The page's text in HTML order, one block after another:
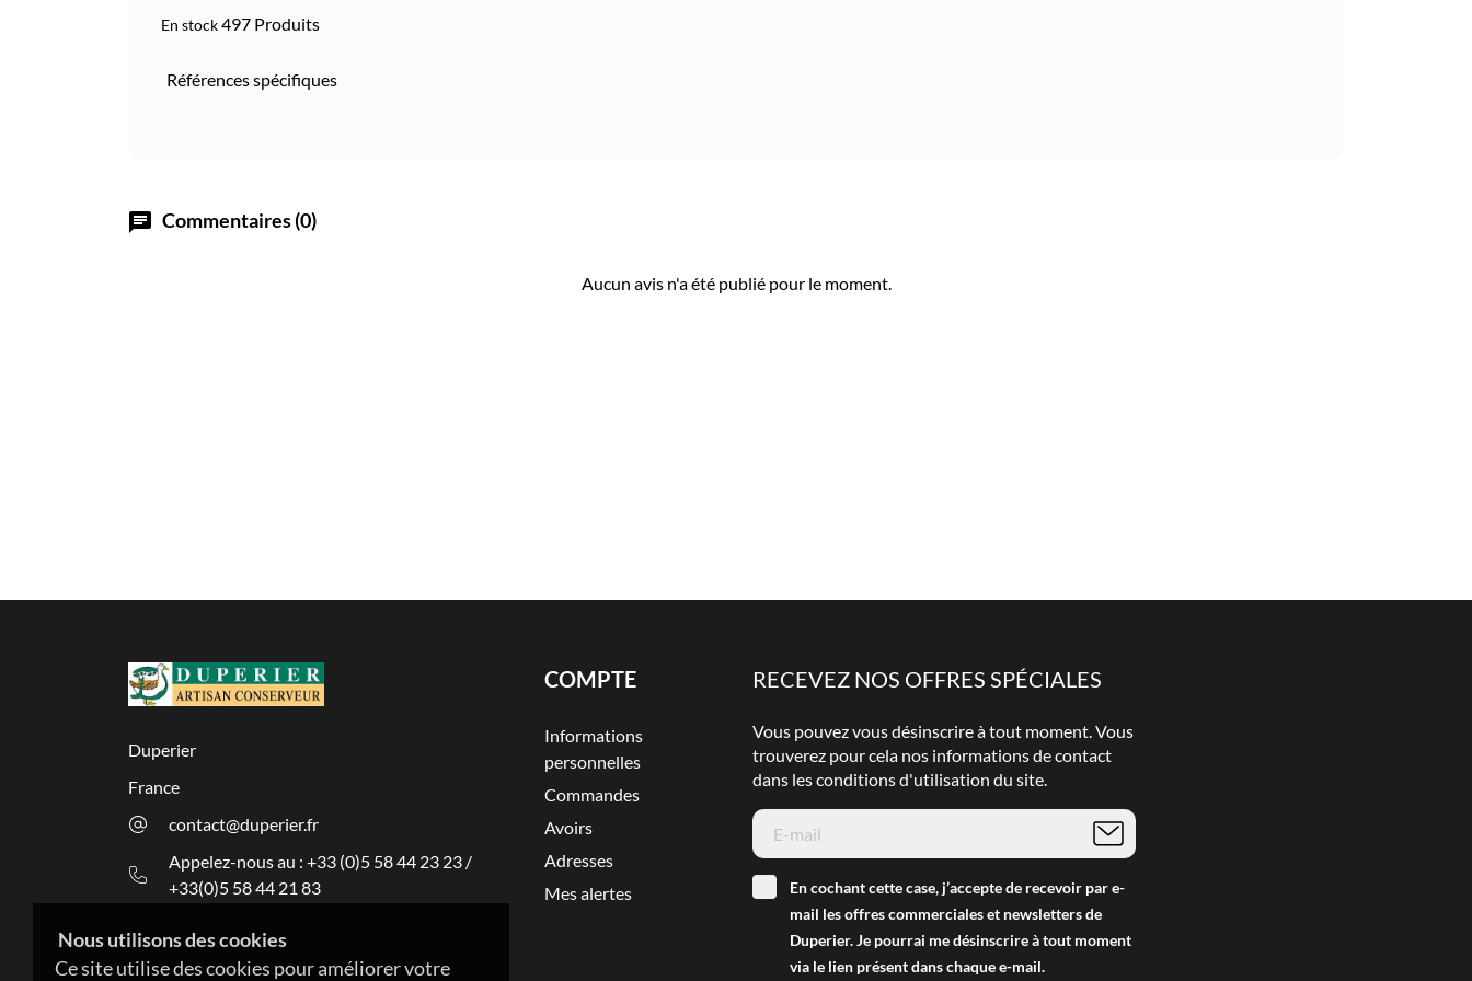
Nous utilisons des cookies
Ce site utilise des cookies pour améliorer votre
En stock497 Produits
Références spécifiques
chat Commentaires (0)
Aucun avis n'a été publié pour le moment.
Duperier
France
contact@duperier.fr
Appelez-nous au : +33 (0)5 58 44 23 23 /
+33(0)5 58 44 21 83
COMPTE
Informations
personnelles
Commandes
Avoirs
Adresses
Mes alertes
RECEVEZ NOS OFFRES SPÉCIALES
Vous pouvez vous désinscrire à tout moment. Vous
trouverez pour cela nos informations de contact
dans les conditions d'utilisation du site.
En cochant cette case, j’accepte de recevoir par e-
mail les offres commerciales et newsletters de
Duperier. Je pourrai me désinscrire à tout moment
via le lien présent dans chaque e-mail.